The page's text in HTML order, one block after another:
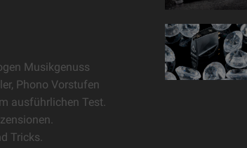
Musikgenuss
Phono Vorstufen
ausführlichen Test.
Tricks.